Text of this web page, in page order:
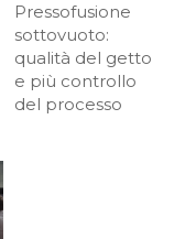
Pressofusione
sottovuoto:
qualità del getto
e più controllo
del processo